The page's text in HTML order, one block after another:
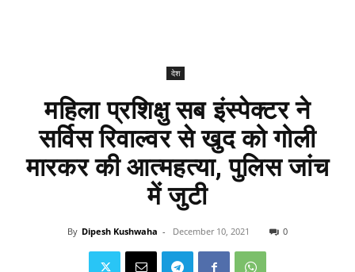
देश
महिला प्रशिक्षु सब इंस्पेक्टर ने
सर्विस रिवाल्वर से खुद को गोली
मारकर की आत्महत्या, पुलिस जांच
में जुटी
By Dipesh Kushwaha - December 10, 2021 0